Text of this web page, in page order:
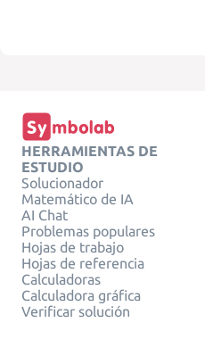
HERRAMIENTAS DE
ESTUDIO
Solucionador
Matemático de IA
AI Chat
Problemas populares
Hojas de trabajo
Hojas de referencia
Calculadoras
Calculadora gráfica
Verificar solución